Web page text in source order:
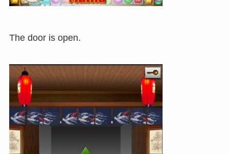
The door is open.